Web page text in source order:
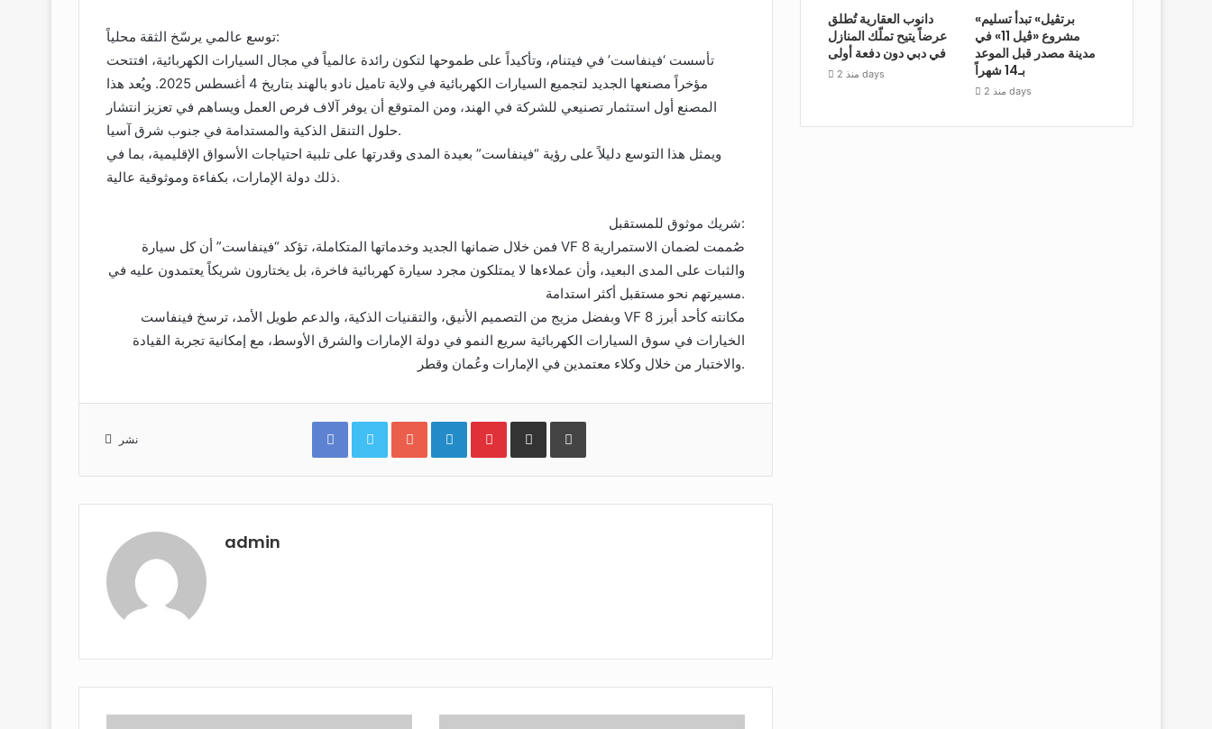
توسع عالمي يرسّخ الثقة محلياً:
تأسست ‘فينفاست’ في فيتنام، وتأكيداً على طموحها لتكون رائدة عالمياً في مجال السيارات الكهربائية، افتتحت
مؤخراً مصنعها الجديد لتجميع السيارات الكهربائية في ولاية تاميل نادو بالهند بتاريخ 4 أغسطس 2025. ويُعد هذا
المصنع أول استثمار تصنيعي للشركة في الهند، ومن المتوقع أن يوفر آلاف فرص العمل ويساهم في تعزيز انتشار
حلول التنقل الذكية والمستدامة في جنوب شرق آسيا.
ويمثل هذا التوسع دليلاً على رؤية “فينفاست” بعيدة المدى وقدرتها على تلبية احتياجات الأسواق الإقليمية، بما في
ذلك دولة الإمارات، بكفاءة وموثوقية عالية.
شريك موثوق للمستقبل:
فمن خلال ضمانها الجديد وخدماتها المتكاملة، تؤكد “فينفاست” أن كل سيارة VF 8 صُممت لضمان الاستمرارية
والثبات على المدى البعيد، وأن عملاءها لا يمتلكون مجرد سيارة كهربائية فاخرة، بل يختارون شريكاً يعتمدون عليه في
مسيرتهم نحو مستقبل أكثر استدامة.
وبفضل مزيج من التصميم الأنيق، والتقنيات الذكية، والدعم طويل الأمد، ترسخ فينفاست VF 8 مكانته كأحد أبرز
الخيارات في سوق السيارات الكهربائية سريع النمو في دولة الإمارات والشرق الأوسط، مع إمكانية تجربة القيادة
والاختبار من خلال وكلاء معتمدين في الإمارات وعُمان وقطر.
نشر
Facebook Twitter Google+ LinkedIn Pinterest شارك عبر الإيميل
admin
دانوب العقارية تُطلق
عرضاً يتيح تملّك المنازل
في دبي دون دفعة أولى
منذ 2 days
«برتڤيل» تبدأ تسليم
مشروع «ڤيل 11» في
مدينة مصدر قبل الموعد
بـ14 شهراً
منذ 2 days